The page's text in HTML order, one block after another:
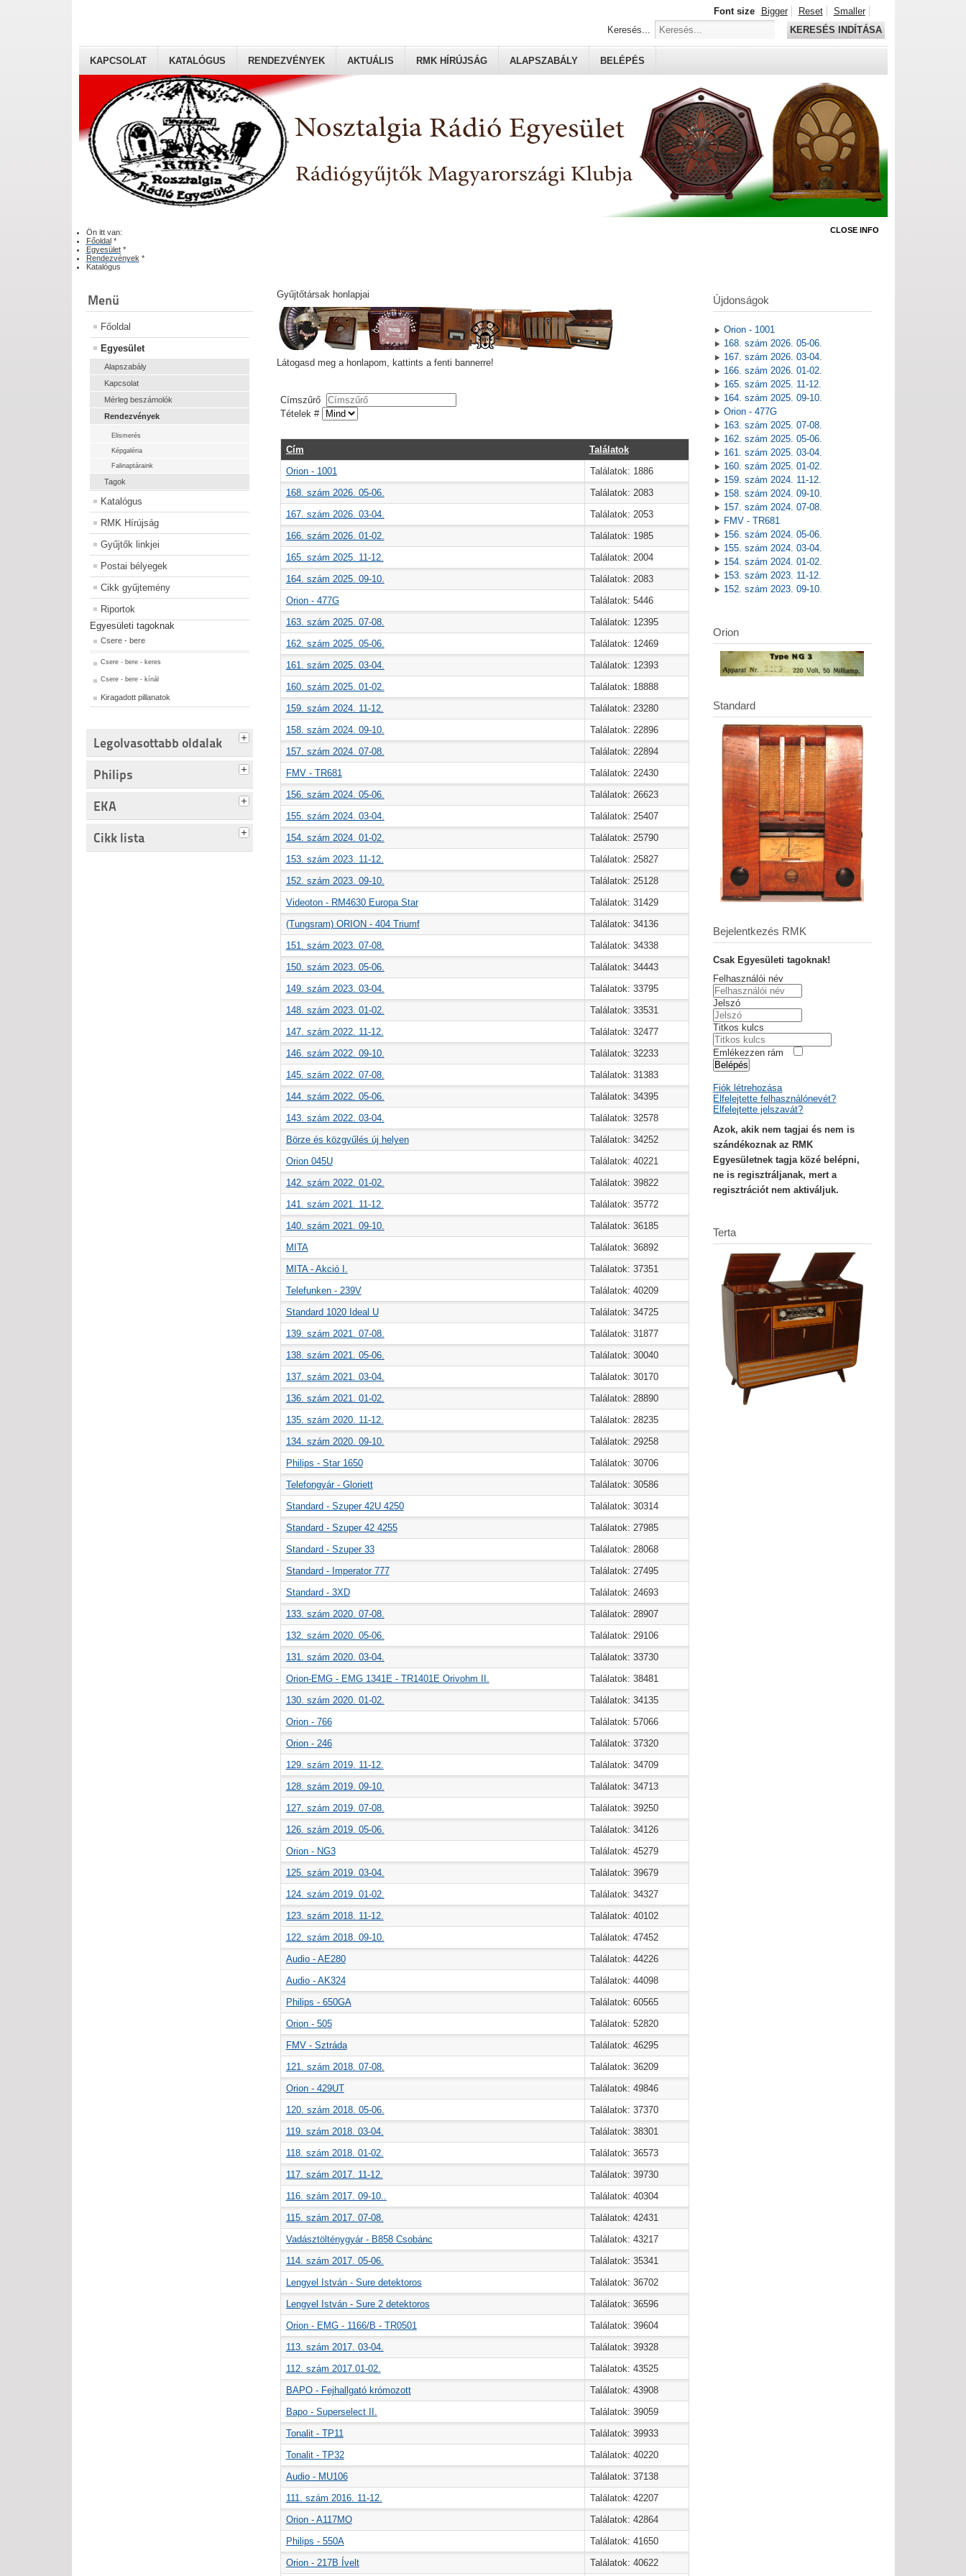
Rádiógyűjtők Magyaroszági Klubja
KAPCSOLAT KATALÓGUS RENDEZVÉNYEK AKTUÁLIS RMK HÍRÚJSÁG ALAPSZABÁLY BELÉPÉS
Font size Bigger Reset
Smaller
Keresés...
KERESÉS INDÍTÁSA
Ön itt van:
Főoldal *
Egyesület *
Rendezvények *
Katalógus
Menü
Főoldal
Egyesület
Alapszabály
Kapcsolat
Mérleg beszámolók
Rendezvények
Elismerés
Képgaléria
Falinaptáraink
Tagok
Katalógus
RMK Hírújság
Gyűjtők linkjei
Postai bélyegek
Cikk gyűjtemény
Riportok
Egyesületi tagoknak
Csere - bere
Csere - bere - keres
Csere - bere - kínál
Kiragadott pillanatok
Legolvasottabb oldalak
Philips
EKA
Cikk lista
Gyűjtőtársak honlapjai
Látogasd meg a honlapom, kattints a fenti bannerre!
Címszűrő
Tételek #
Cím
Találatok
Orion - 1001
Találatok: 1886
168. szám 2026. 05-06.
Találatok: 2083
167. szám 2026. 03-04.
Találatok: 2053
166. szám 2026. 01-02.
Találatok: 1985
165. szám 2025. 11-12.
Találatok: 2004
164. szám 2025. 09-10.
Találatok: 2083
Orion - 477G
Találatok: 5446
163. szám 2025. 07-08.
Találatok: 12395
162. szám 2025. 05-06.
Találatok: 12469
161. szám 2025. 03-04.
Találatok: 12393
160. szám 2025. 01-02.
Találatok: 18888
159. szám 2024. 11-12.
Találatok: 23280
158. szám 2024. 09-10.
Találatok: 22896
157. szám 2024. 07-08.
Találatok: 22894
FMV - TR681
Találatok: 22430
156. szám 2024. 05-06.
Találatok: 26623
155. szám 2024. 03-04.
Találatok: 25407
154. szám 2024. 01-02.
Találatok: 25790
153. szám 2023. 11-12.
Találatok: 25827
152. szám 2023. 09-10.
Találatok: 25128
Videoton - RM4630 Europa Star
Találatok: 31429
(Tungsram) ORION - 404 Triumf
Találatok: 34136
151. szám 2023. 07-08.
Találatok: 34338
150. szám 2023. 05-06.
Találatok: 34443
149. szám 2023. 03-04.
Találatok: 33795
148. szám 2023. 01-02.
Találatok: 33531
147. szám 2022. 11-12.
Találatok: 32477
146. szám 2022. 09-10.
Találatok: 32233
145. szám 2022. 07-08.
Találatok: 31383
144. szám 2022. 05-06.
Találatok: 34395
143. szám 2022. 03-04.
Találatok: 32578
Börze és közgyűlés új helyen
Találatok: 34252
Orion 045U
Találatok: 40221
142. szám 2022. 01-02.
Találatok: 39822
141. szám 2021. 11-12.
Találatok: 35772
140. szám 2021. 09-10.
Találatok: 36185
MITA
Találatok: 36892
MITA - Akció I.
Találatok: 37351
Telefunken - 239V
Találatok: 40209
Standard 1020 Ideal U
Találatok: 34725
139. szám 2021. 07-08.
Találatok: 31877
138. szám 2021. 05-06.
Találatok: 30040
137. szám 2021. 03-04.
Találatok: 30170
136. szám 2021. 01-02.
Találatok: 28890
135. szám 2020. 11-12.
Találatok: 28235
134. szám 2020. 09-10.
Találatok: 29258
Philips - Star 1650
Találatok: 30706
Telefongyár - Gloriett
Találatok: 30586
Standard - Szuper 42U 4250
Találatok: 30314
Standard - Szuper 42 4255
Találatok: 27985
Standard - Szuper 33
Találatok: 28068
Standard - Imperator 777
Találatok: 27495
Standard - 3XD
Találatok: 24693
133. szám 2020. 07-08.
Találatok: 28907
132. szám 2020. 05-06.
Találatok: 29106
131. szám 2020. 03-04.
Találatok: 33730
Orion-EMG - EMG 1341E - TR1401E Orivohm II.
Találatok: 38481
130. szám 2020. 01-02.
Találatok: 34135
Orion - 766
Találatok: 57066
Orion - 246
Találatok: 37320
129. szám 2019. 11-12.
Találatok: 34709
128. szám 2019. 09-10.
Találatok: 34713
127. szám 2019. 07-08.
Találatok: 39250
126. szám 2019. 05-06.
Találatok: 34126
Orion - NG3
Találatok: 45279
125. szám 2019. 03-04.
Találatok: 39679
124. szám 2019. 01-02.
Találatok: 34327
123. szám 2018. 11-12.
Találatok: 40102
122. szám 2018. 09-10.
Találatok: 47452
Audio - AE280
Találatok: 44226
Audio - AK324
Találatok: 44098
Philips - 650GA
Találatok: 60565
Orion - 505
Találatok: 52820
FMV - Sztráda
Találatok: 46295
121. szám 2018. 07-08.
Találatok: 36209
Orion - 429UT
Találatok: 49846
120. szám 2018. 05-06.
Találatok: 37370
119. szám 2018. 03-04.
Találatok: 38301
118. szám 2018. 01-02.
Találatok: 36573
117. szám 2017. 11-12.
Találatok: 39730
116. szám 2017. 09-10..
Találatok: 40304
115. szám 2017. 07-08.
Találatok: 42431
Vadásztölténygyár - B858 Csobánc
Találatok: 43217
114. szám 2017. 05-06.
Találatok: 35341
Lengyel István - Sure detektoros
Találatok: 36702
Lengyel István - Sure 2 detektoros
Találatok: 36596
Orion - EMG - 1166/B - TR0501
Találatok: 39604
113. szám 2017. 03-04.
Találatok: 39328
112. szám 2017.01-02.
Találatok: 43525
BAPO - Fejhallgató krómozott
Találatok: 43908
Bapo - Superselect II.
Találatok: 39059
Tonalit - TP11
Találatok: 39933
Tonalit - TP32
Találatok: 40220
Audio - MU106
Találatok: 37138
111. szám 2016. 11-12.
Találatok: 42207
Orion - A117MO
Találatok: 42864
Philips - 550A
Találatok: 41650
Orion - 217B Ívelt
Találatok: 40622
CLOSE INFO
Újdonságok
Orion - 1001
168. szám 2026. 05-06.
167. szám 2026. 03-04.
166. szám 2026. 01-02.
165. szám 2025. 11-12.
164. szám 2025. 09-10.
Orion - 477G
163. szám 2025. 07-08.
162. szám 2025. 05-06.
161. szám 2025. 03-04.
160. szám 2025. 01-02.
159. szám 2024. 11-12.
158. szám 2024. 09-10.
157. szám 2024. 07-08.
FMV - TR681
156. szám 2024. 05-06.
155. szám 2024. 03-04.
154. szám 2024. 01-02.
153. szám 2023. 11-12.
152. szám 2023. 09-10.
Orion
Standard
Bejelentkezés RMK
Csak Egyesületi tagoknak!
Felhasználói név
Jelszó
Titkos kulcs
Emlékezzen rám
Belépés
Fiók létrehozása
Elfelejtette felhasználónevét?
Elfelejtette jelszavát?
Azok, akik nem tagjai és nem is
szándékoznak az RMK
Egyesületnek tagja közé belépni,
ne is regisztráljanak, mert a
regisztrációt nem aktiváljuk.
Terta